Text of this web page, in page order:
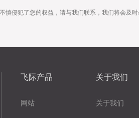
慎侵犯了您的权益，请与我们联系，我们将会及
飞际产品
网站
关于我们
关于我们